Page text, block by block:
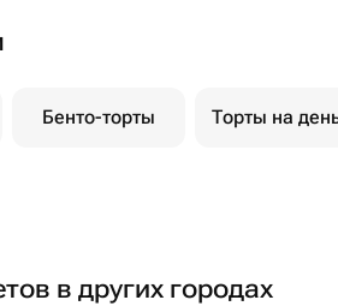
Бенто-торты Торты на
в других городах